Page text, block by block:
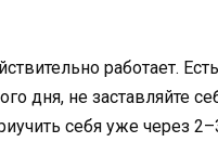
работает.
дня, не заставляйте
себя уже через